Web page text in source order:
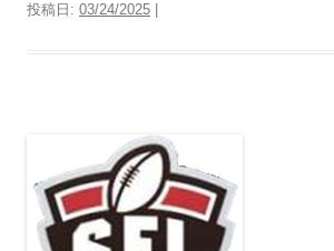
投稿日: 03/24/2025